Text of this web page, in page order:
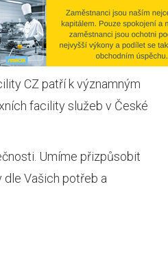
CZ patří k významným
facility služeb v České
Umíme přizpůsobit
dle Vašich potřeb a